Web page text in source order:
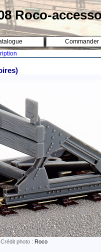
Roco-
Commander
Crédit photo : Roco